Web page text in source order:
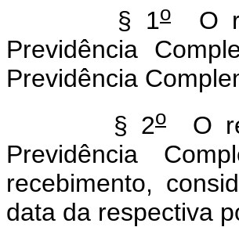
§ 1o O
Previdência
Previdência
§ 2o O
Previdência
recebimento,
data da respectiva